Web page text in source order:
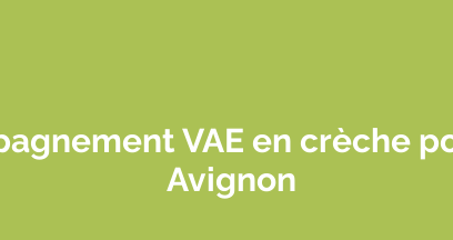
VAE en crèche
Avignon